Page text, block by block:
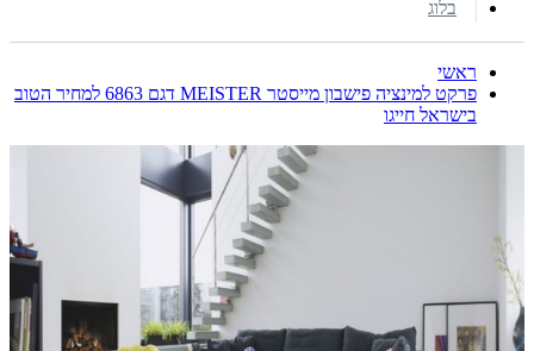
בלוג
ראשי
פרקט למינציה פישבון מייסטר MEISTER דגם 6863 למחיר הטוב
בישראל חייגו